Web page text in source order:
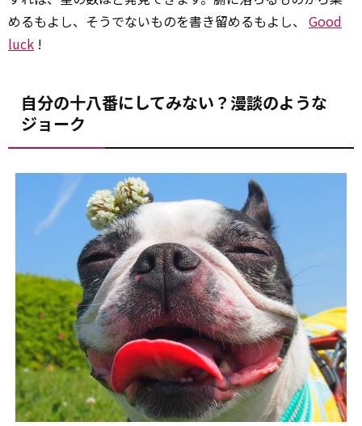
めるもよし、そうでないものを書き留めるもよし、 Good
luck !
自分の十八番にしてみない？漫談のような
ジョーク